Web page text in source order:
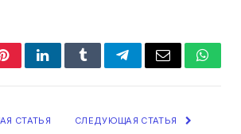
PinterestLinkedInTumblrTelegramEmail
СТАТЬЯ СЛЕДУЮЩАЯ СТАТЬЯ